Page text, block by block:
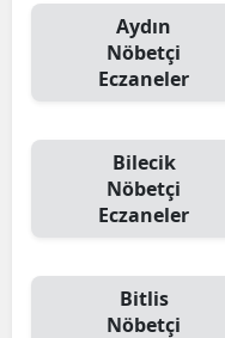
Aydın
Nöbetçi
Eczaneler
Bilecik
Nöbetçi
Eczaneler
Bitlis
Nöbetçi